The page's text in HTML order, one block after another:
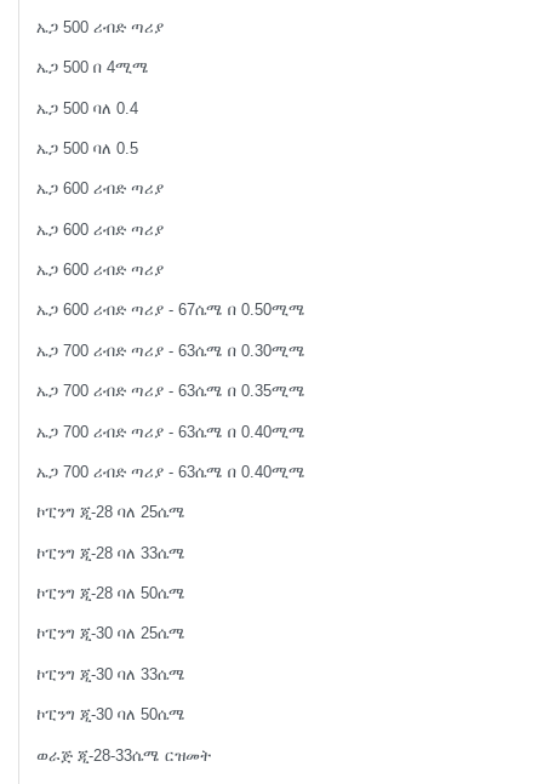
ኤጋ 500 ሪብድ ጣሪያ
ኤጋ 500 በ 4ሚሜ
ኤጋ 500 ባለ 0.4
ኤጋ 500 ባለ 0.5
ኤጋ 600 ሪብድ ጣሪያ
ኤጋ 600 ሪብድ ጣሪያ
ኤጋ 600 ሪብድ ጣሪያ
ኤጋ 600 ሪብድ ጣሪያ - 67ሴሜ በ 0.50ሚሜ
ኤጋ 700 ሪብድ ጣሪያ - 63ሴሜ በ 0.30ሚሜ
ኤጋ 700 ሪብድ ጣሪያ - 63ሴሜ በ 0.35ሚሜ
ኤጋ 700 ሪብድ ጣሪያ - 63ሴሜ በ 0.40ሚሜ
ኤጋ 700 ሪብድ ጣሪያ - 63ሴሜ በ 0.40ሚሜ
ኮፒንግ ጂ-28 ባለ 25ሴሜ
ኮፒንግ ጂ-28 ባለ 33ሴሜ
ኮፒንግ ጂ-28 ባለ 50ሴሜ
ኮፒንግ ጂ-30 ባለ 25ሴሜ
ኮፒንግ ጂ-30 ባለ 33ሴሜ
ኮፒንግ ጂ-30 ባለ 50ሴሜ
ወራጅ ጂ-28-33ሴሜ ርዝመት